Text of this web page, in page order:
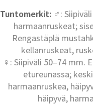
Tuntomerkit:♂: Siipiväli
harmaanruskeat;
Rengastäplä
kellanruskeat,
♀: Siipiväli 50–74 mm.
etureunassa;
harmaanruskea,
häipyvä,